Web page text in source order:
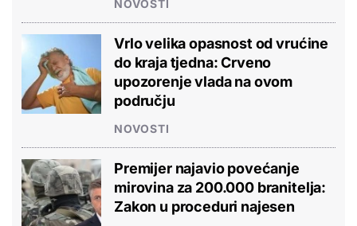
NOVOSTI
Vrlo velika opasnost od vrućine
do kraja tjedna: Crveno
upozorenje vlada na ovom
području
NOVOSTI
Premijer najavio povećanje
mirovina za 200.000 branitelja:
Zakon u proceduri najesen